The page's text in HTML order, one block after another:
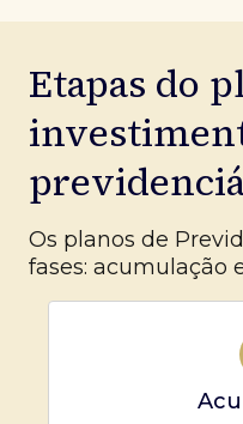
Etapas do
Os planos de
fases: acumulação